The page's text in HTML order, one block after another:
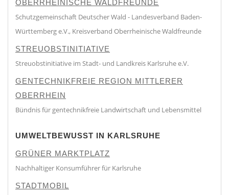
OBERRHEINISCHE WALDFREUNDE
Schutzgemeinschaft Deutscher Wald - Landesverband Baden-
Württemberg e.V., Kreisverband Oberrheinische Waldfreunde
STREUOBSTINITIATIVE
Streuobstinitiative im Stadt- und Landkreis Karlsruhe e.V.
GENTECHNIKFREIE REGION MITTLERER
OBERRHEIN
Bündnis für gentechnikfreie Landwirtschaft und Lebensmittel
UMWELTBEWUSST IN KARLSRUHE
GRÜNER MARKTPLATZ
Nachhaltiger Konsumführer für Karlsruhe
STADTMOBIL